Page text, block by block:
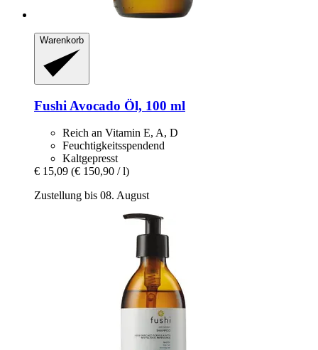
Warenkorb
Fushi Avocado Öl, 100 ml
Reich an Vitamin E, A, D
Feuchtigkeitsspendend
Kaltgepresst
€ 15,09 (€ 150,90 / l)
Zustellung bis 08. August